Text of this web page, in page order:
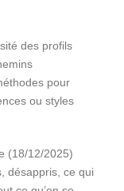
des profils
pour
ou styles
(18/12/2025)
désappris, ce qui